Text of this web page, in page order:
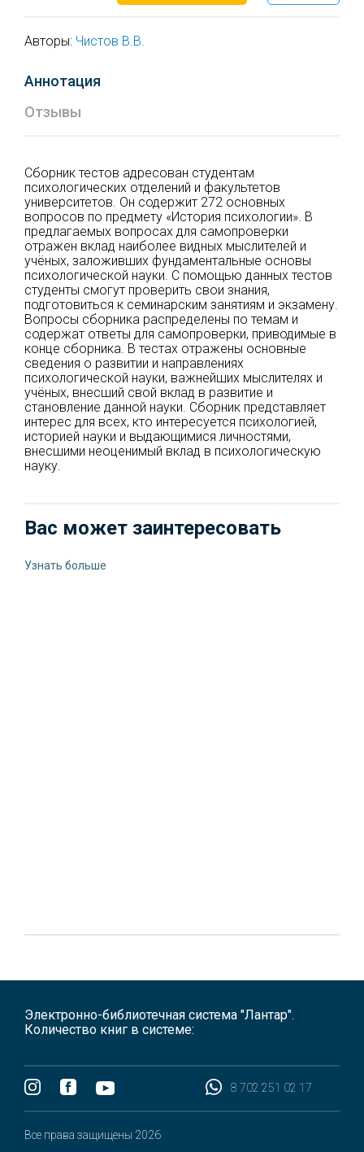
Авторы: Чистов В.В.
Аннотация
Отзывы
Сборник тестов адресован студентам
психологических отделений и факультетов
университетов. Он содержит 272 основных
вопросов по предмету «История психологии». В
предлагаемых вопросах для самопроверки
отражен вклад наиболее видных мыслителей и
учёных, заложивших фундаментальные основы
психологической науки. С помощью данных тестов
студенты смогут проверить свои знания,
подготовиться к семинарским занятиям и экзамену.
Вопросы сборника распределены по темам и
содержат ответы для самопроверки, приводимые в
конце сборника. В тестах отражены основные
сведения о развитии и направлениях
психологической науки, важнейших мыслителях и
учёных, внесший свой вклад в развитие и
становление данной науки. Сборник представляет
интерес для всех, кто интересуется психологией,
историей науки и выдающимися личностями,
внесшими неоценимый вклад в психологическую
науку.
Вас может заинтересовать
Узнать больше
Электронно-библиотечная система "Лантар".
Количество книг в системе:
8 702 251 02 17
Все права защищены 2026